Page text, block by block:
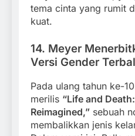
tema cinta yang rumit
kuat.
14. Meyer
Versi Gender
Pada ulang tahun ke-
merilis “Life and
Reimagined,” sebuah
membalikkan jenis